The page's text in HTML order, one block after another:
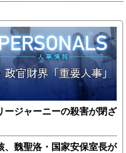
ージャーニーの殺害が閉ざ
、魏聖洛・国家安保室長が